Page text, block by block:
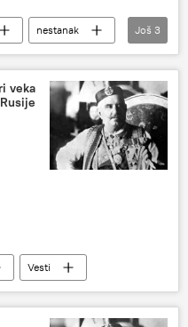
nestanak
Još 3
veka
Vesti